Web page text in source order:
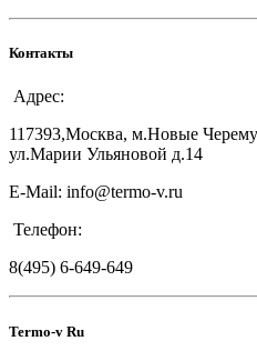
Контакты
Адрес:
117393,Москва, м.Новые
ул.Марии Ульяновой д.14
E-Mail: info@termo-v.ru
Телефон:
8(495) 6-649-649
Termo-v Ru